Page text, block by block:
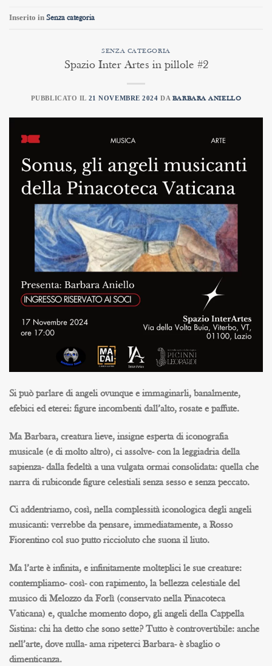
Inserito in Senza categoria
SENZA CATEGORIA
Spazio Inter Artes in pillole #2
PUBBLICATO IL 21 NOVEMBRE 2024 DA BARBARA ANIELLO
Si può parlare di angeli ovunque e immaginarli, banalmente,
efebici ed eterei: figure incombenti dall’alto, rosate e paffute.
Ma Barbara, creatura lieve, insigne esperta di iconografia
musicale (e di molto altro), ci assolve- con la leggiadria della
sapienza- dalla fedeltà a una vulgata ormai consolidata: quella che
narra di rubiconde figure celestiali senza sesso e senza peccato.
Ci addentriamo, così, nella complessità iconologica degliangeli
musicanti: verrebbe da pensare, immediatamente, a Rosso
Fiorentino col suo putto riccioluto che suona il liuto.
Ma l’arte è infinita, e infinitamente molteplici le sue creature:
contempliamo- così- con rapimento, la bellezza celestiale del
musico di Melozzo da Forlì (conservato nella Pinacoteca
Vaticana) e, qualche momento dopo, gli angeli della Cappella
Sistina: chi ha detto che sono sette? Tutto è controvertibile: anche
nell’arte, dove nulla- ama ripeterci Barbara- è sbaglio o
dimenticanza.